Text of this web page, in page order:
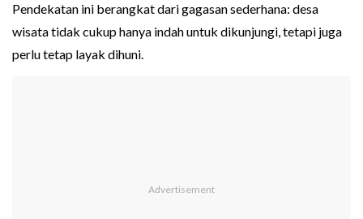
Pendekatan ini berangkat dari gagasan sederhana: desa
wisata tidak cukup hanya indah untuk dikunjungi, tetapi juga
perlu tetap layak dihuni.